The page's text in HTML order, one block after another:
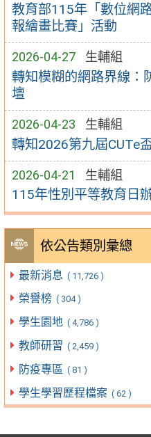
教育部115年「數位網
報繪畫比賽」活動
2026-04-27 生輔組
轉知模糊的網路界線：
壇
2026-04-23 生輔組
轉知2026第九屆CUTe
2026-04-21 生輔組
115年性別平等教育日
依公告類別彙總
最新消息 ( 11,726 )
榮譽榜 ( 304 )
學生園地 ( 4,786 )
教師研習 ( 2,459 )
防疫專區 ( 81 )
學生學習歷程檔案 ( 62 )